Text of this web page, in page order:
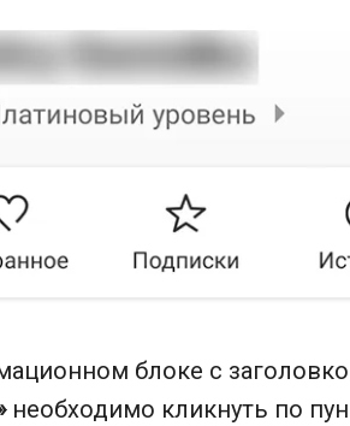
блоке с
необходимо кликнуть по